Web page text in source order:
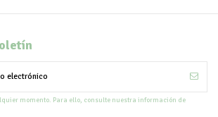
momento. Para ello, consulte nuestra información de